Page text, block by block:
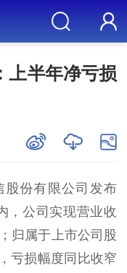
上半年净亏损
股份有限公司发布
，公司实现营业收
归属于上市公司股
亏损幅度同比收窄